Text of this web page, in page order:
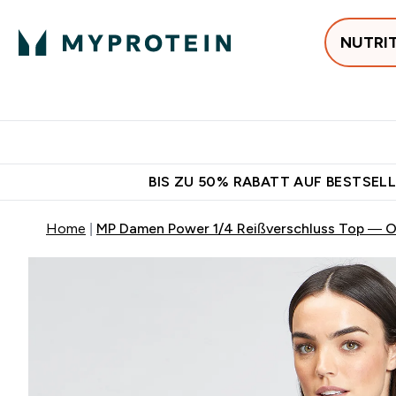
BIS ZU 50% RABATT AUF
Home MP Damen Power 1/4 Reißverschluss Top —